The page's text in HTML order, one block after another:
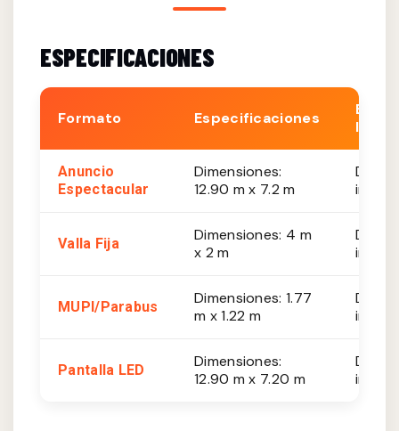
ESPECIFICACIONES
Formato Especificaciones
Est.
Anuncio
Espectacular
Dimensiones:
12.90 m x 7.2 m
De
Valla Fija
Dimensiones: 4 m
x 2 m
De
MUPI/Parabus
Dimensiones: 1.77
m x 1.22 m
De
Pantalla LED
Dimensiones:
12.90 m x 7.20 m
De